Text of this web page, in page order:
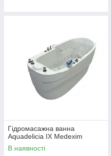
Гідромасажна ванна
Aquadelicia IX Medexim
В наявності